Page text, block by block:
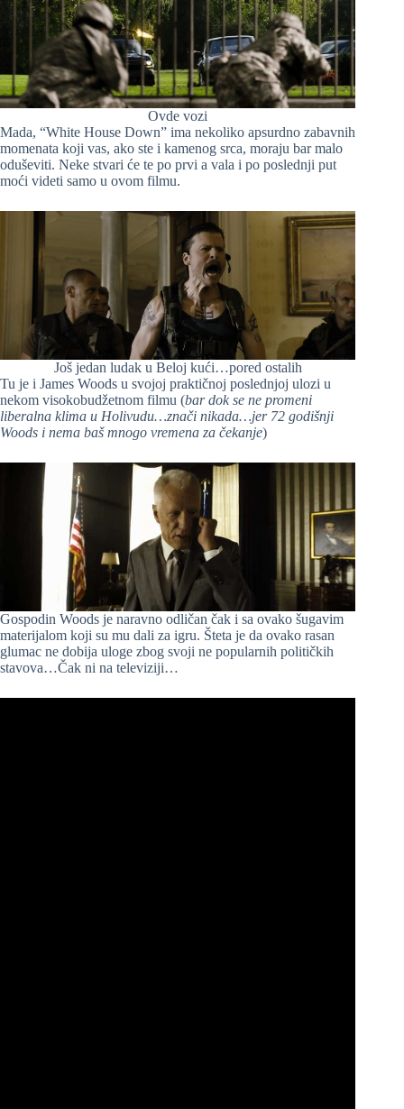
Ovde vozi
Mada, “White House Down” ima nekoliko apsurdno zabavnih
momenata koji vas, ako ste i kamenog srca, moraju bar malo
oduševiti. Neke stvari će te po prvi a vala i po poslednji put
moći videti samo u ovom filmu.
Još jedan ludak u Beloj kući…pored ostalih
Tu je i James Woods u svojoj praktičnoj poslednjoj ulozi u
nekom visokobudžetnom filmu (bar dok se ne promeni
liberalna klima u Holivudu…znači nikada…jer 72 godišnji
Woods i nema baš mnogo vremena za čekanje)
Gospodin Woods je naravno odličan čak i sa ovako šugavim
materijalom koji su mu dali za igru. Šteta je da ovako rasan
glumac ne dobija uloge zbog svoji ne popularnih političkih
stavova…Čak ni na televiziji…